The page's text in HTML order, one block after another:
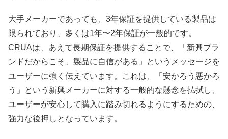
大手メーカーであっても、3年保証を提供している製品は
限られており、多くは1年〜2年保証が一般的です。
CRUAは、あえて長期保証を提供することで、「新興ブラ
ンドだからこそ、製品に自信がある」というメッセージを
ユーザーに強く伝えています。これは、「安かろう悪かろ
う」という新興メーカーに対する一般的な懸念を払拭し、
ユーザーが安心して購入に踏み切れるようにするための、
強力な後押しとなっています。